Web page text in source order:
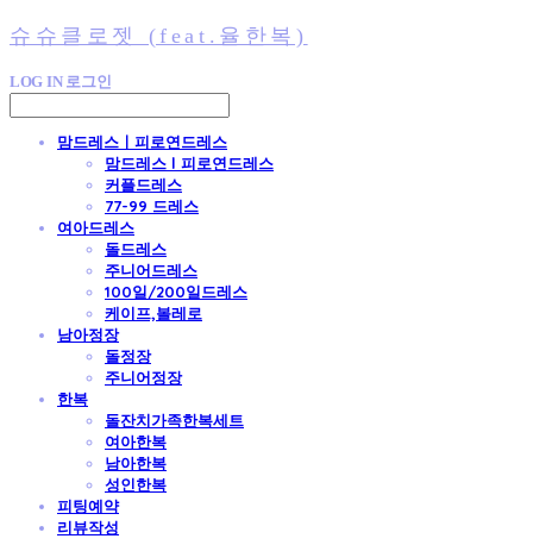
슈슈클로젯 (feat.율한복)
LOG IN 로그인
맘드레스ㅣ피로연드레스
맘드레스 l 피로연드레스
커플드레스
77-99 드레스
여아드레스
돌드레스
주니어드레스
100일/200일드레스
케이프,볼레로
남아정장
돌정장
주니어정장
한복
돌잔치가족한복세트
여아한복
남아한복
성인한복
피팅예약
리뷰작성